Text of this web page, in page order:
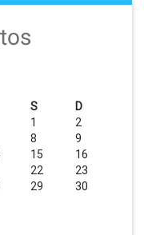
S D
1
2
8
9
15
16
22
23
29
30